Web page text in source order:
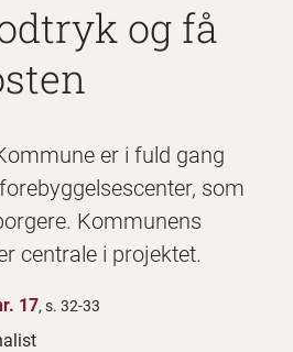
og få
er i fuld gang
som
Kommunens
centrale i projektet.
17, s. 32-33